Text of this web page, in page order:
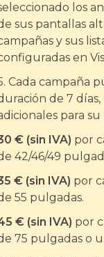
los
sus pantallas
y sus
en
Cada campaña
de 7
para su
€ (sin IVA) por
42/46/49
€ (sin IVA) por
55 pulgadas.
€ (sin IVA) por
75 pulgadas o